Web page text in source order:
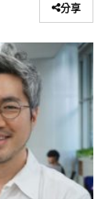
分享